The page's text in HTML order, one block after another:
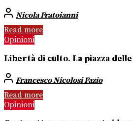
Nicola Fratoianni
Read more
Opinioni
Libertà di culto. La piazza
Francesco Nicolosi Fazio
Read more
Opinioni